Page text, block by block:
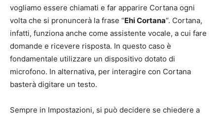
vogliamo essere chiamati e far apparire Cortana ogni
volta che si pronuncerà la frase “Ehi Cortana“. Cortana,
infatti, funziona anche come assistente vocale, a cui fare
domande e ricevere risposta. In questo caso è
fondamentale utilizzare un dispositivo dotato di
microfono. In alternativa, per interagire con Cortana
basterà digitare un testo.
Sempre in Impostazioni, si può decidere se chiedere a